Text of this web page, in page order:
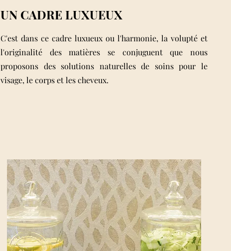
UN CADRE LUXUEUX
C'est dans ce cadre luxueux ou l'harmonie, la volupté et
l'originalité des matières se conjuguent que nous
proposons des solutions naturelles de soins pour le
visage, le corps et les cheveux.